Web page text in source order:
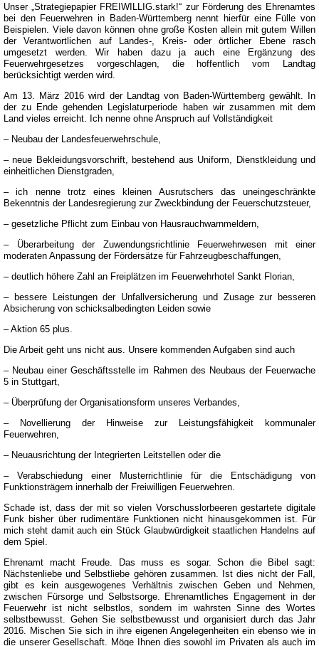
Unser „Strategiepapier FREIWILLIG.stark!“ zur Förderung des Ehrenamtes
bei den Feuerwehren in Baden-Württemberg nennt hierfür eine Fülle von
Beispielen. Viele davon können ohne große Kosten allein mit gutem Willen
der Verantwortlichen auf Landes-, Kreis- oder örtlicher Ebene rasch
umgesetzt werden. Wir haben dazu ja auch eine Ergänzung des
Feuerwehrgesetzes vorgeschlagen, die hoffentlich vom Landtag
berücksichtigt werden wird.
Am 13. März 2016 wird der Landtag von Baden-Württemberg gewählt. In
der zu Ende gehenden Legislaturperiode haben wir zusammen mit dem
Land vieles erreicht. Ich nenne ohne Anspruch auf Vollständigkeit
– Neubau der Landesfeuerwehrschule,
– neue Bekleidungsvorschrift, bestehend aus Uniform, Dienstkleidung und
einheitlichen Dienstgraden,
– ich nenne trotz eines kleinen Ausrutschers das uneingeschränkte
Bekenntnis der Landesregierung zur Zweckbindung der Feuerschutzsteuer,
– gesetzliche Pflicht zum Einbau von Hausrauchwarnmeldern,
– Überarbeitung der Zuwendungsrichtlinie Feuerwehrwesen mit einer
moderaten Anpassung der Fördersätze für Fahrzeugbeschaffungen,
– deutlich höhere Zahl an Freiplätzen im Feuerwehrhotel Sankt Florian,
– bessere Leistungen der Unfallversicherung und Zusage zur besseren
Absicherung von schicksalbedingten Leiden sowie
– Aktion 65 plus.
Die Arbeit geht uns nicht aus. Unsere kommenden Aufgaben sind auch
– Neubau einer Geschäftsstelle im Rahmen des Neubaus der Feuerwache
5 in Stuttgart,
– Überprüfung der Organisationsform unseres Verbandes,
– Novellierung der Hinweise zur Leistungsfähigkeit kommunaler
Feuerwehren,
– Neuausrichtung der Integrierten Leitstellen oder die
– Verabschiedung einer Musterrichtlinie für die Entschädigung von
Funktionsträgern innerhalb der Freiwilligen Feuerwehren.
Schade ist, dass der mit so vielen Vorschusslorbeeren gestartete digitale
Funk bisher über rudimentäre Funktionen nicht hinausgekommen ist. Für
mich steht damit auch ein Stück Glaubwürdigkeit staatlichen Handelns auf
dem Spiel.
Ehrenamt macht Freude. Das muss es sogar. Schon die Bibel sagt:
Nächstenliebe und Selbstliebe gehören zusammen. Ist dies nicht der Fall,
gibt es kein ausgewogenes Verhältnis zwischen Geben und Nehmen,
zwischen Fürsorge und Selbstsorge. Ehrenamtliches Engagement in der
Feuerwehr ist nicht selbstlos, sondern im wahrsten Sinne des Wortes
selbstbewusst. Gehen Sie selbstbewusst und organisiert durch das Jahr
2016. Mischen Sie sich in ihre eigenen Angelegenheiten ein ebenso wie in
die unserer Gesellschaft. Möge Ihnen dies sowohl im Privaten als auch im